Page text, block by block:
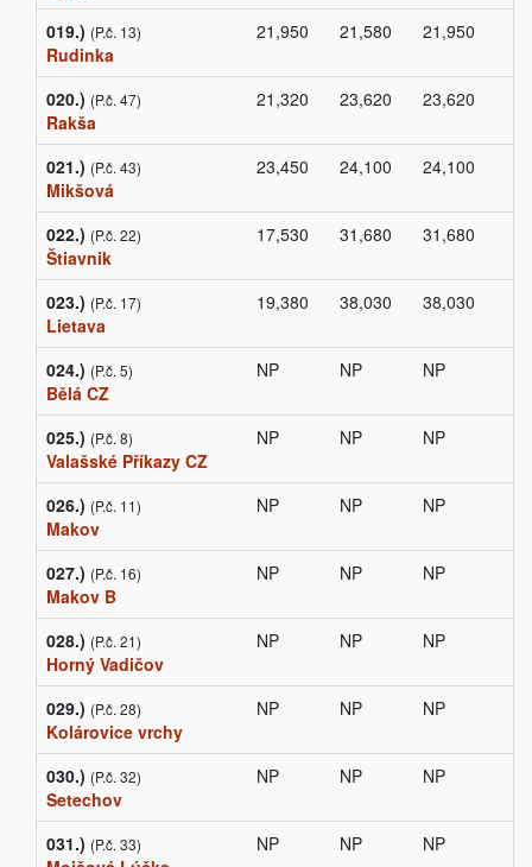
019.) (P.č. 13)
Rudinka
21,950 21,580 21,950
020.) (P.č. 47)
Rakša
21,320 23,620 23,620
021.) (P.č. 43)
Mikšová
23,450 24,100 24,100
022.) (P.č. 22)
Štiavnik
17,530 31,680 31,680
023.) (P.č. 17)
Lietava
19,380 38,030 38,030
024.) (P.č. 5)
Bělá CZ
NP NP NP
025.) (P.č. 8)
Valašské Příkazy CZ
NP NP NP
026.) (P.č. 11)
Makov
NP NP NP
027.) (P.č. 16)
Makov B
NP NP NP
028.) (P.č. 21)
Horný Vadičov
NP NP NP
029.) (P.č. 28)
Kolárovice vrchy
NP NP NP
030.) (P.č. 32)
Setechov
NP NP NP
031.) (P.č. 33) NP NP NP